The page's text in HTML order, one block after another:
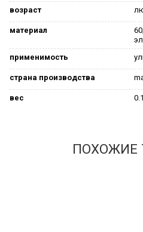
возраст
материал
применимость
страна производства
вес
ПОХОЖИЕ